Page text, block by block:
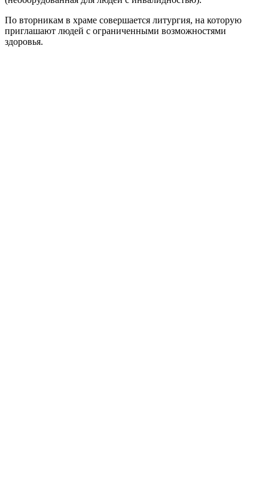
По вторникам в храме совершается литургия, на которую
приглашают людей с ограниченными возможностями
здоровья.